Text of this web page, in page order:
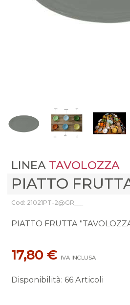
LINEA TAVOLOZZA
PIATTO
Cod: 21021PT-2@GR___
PIATTO FRUTTA
17,80 € IVA INCLUSA
Disponibilità: 66 Articoli